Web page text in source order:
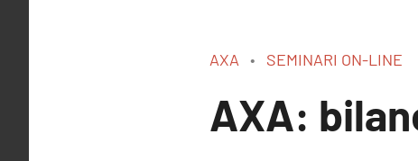
AXA SEMINARI ON-LINE
AXA: